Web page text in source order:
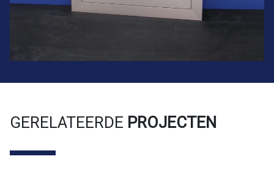
GERELATEERDE PROJECTEN